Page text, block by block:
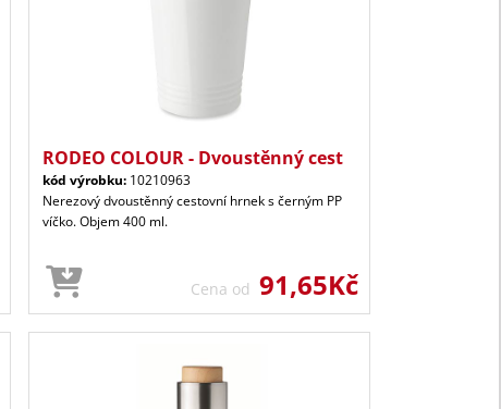
RODEO COLOUR - Dvoustěnný cest
kód výrobku: 10210963
Nerezový dvoustěnný cestovní hrnek s černým PP
víčko. Objem 400 ml.
Cena od 91,65Kč